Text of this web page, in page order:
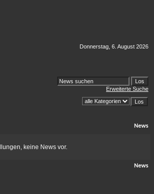
Donnerstag, 6. August 2026
Erweiterte Suche
News
keine News vor.
News